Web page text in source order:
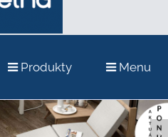
Produkty Menu